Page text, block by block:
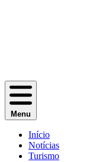
Menu
Início
Notícias
Turismo